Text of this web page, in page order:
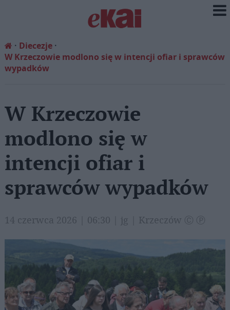
Diecezje
W Krzeczowie modlono się w intencji ofiar i sprawców
wypadków
W Krzeczowie
modlono się w
intencji ofiar i
sprawców wypadków
14 czerwca 2026 | 06:30 | jg | Krzeczów Ⓒ Ⓟ